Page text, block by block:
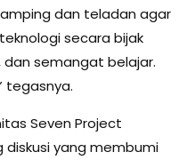
dan teladan agar
secara bijak
dan semangat belajar.
tegasnya.
Seven Project
yang membumi